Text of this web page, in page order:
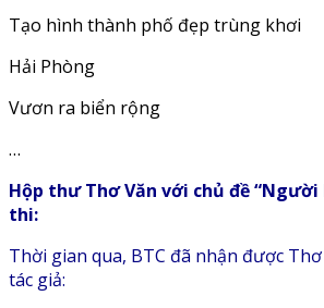
Tạo hình thành phố đẹp trùng khơi
Hải Phòng
Vươn ra biển rộng
…
Hộp thư Thơ Văn với chủ đề “Người
thi:
Thời gian qua, BTC đã nhận được
tác giả: